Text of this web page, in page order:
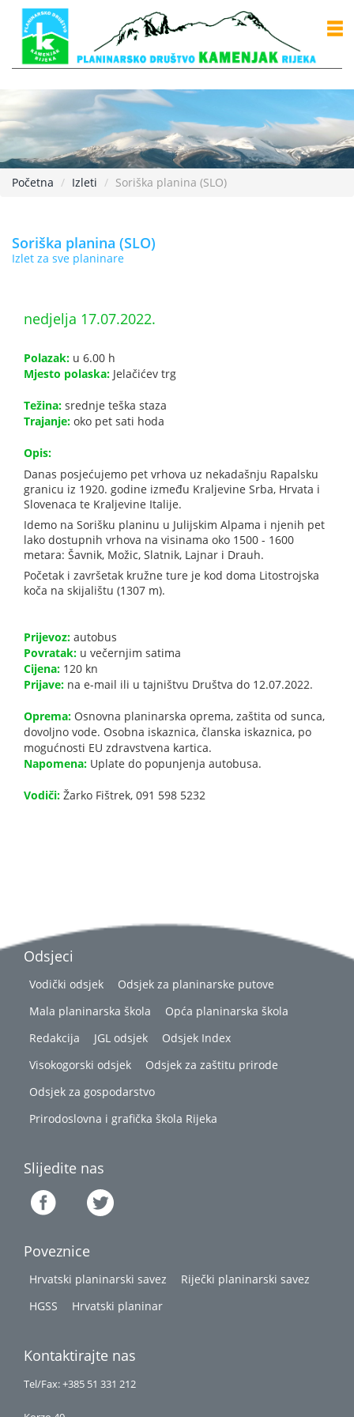
Početna Izleti Soriška planina (SLO)
Soriška planina (SLO)
Izlet za sve planinare
nedjelja 17.07.2022.
Polazak: u 6.00 h
Mjesto polaska: Jelačićev trg
Težina: srednje teška staza
Trajanje: oko pet sati hoda
Opis:
Danas posjećujemo pet vrhova uz nekadašnju Rapalsku
granicu iz 1920. godine između Kraljevine Srba, Hrvata i
Slovenaca te Kraljevine Italije.
Idemo na Sorišku planinu u Julijskim Alpama i njenih pet
lako dostupnih vrhova na visinama oko 1500 - 1600
metara: Šavnik, Možic, Slatnik, Lajnar i Drauh.
Početak i završetak kružne ture je kod doma Litostrojska
koča na skijalištu (1307 m).
Prijevoz: autobus
Povratak: u večernjim satima
Cijena: 120 kn
Prijave: na e-mail ili u tajništvu Društva do 12.07.2022.
Oprema: Osnovna planinarska oprema, zaštita od sunca,
dovoljno vode. Osobna iskaznica, članska iskaznica, po
mogućnosti EU zdravstvena kartica.
Napomena: Uplate do popunjenja autobusa.
Vodiči: Žarko Fištrek, 091 598 5232
Odsjeci
Vodički odsjek
Odsjek za planinarske putove
Mala planinarska škola
Opća planinarska škola
Redakcija
JGL odsjek
Odsjek Index
Visokogorski odsjek
Odsjek za zaštitu prirode
Odsjek za gospodarstvo
Prirodoslovna i grafička škola Rijeka
Slijedite nas
Poveznice
Hrvatski planinarski savez
Riječki planinarski savez
HGSS
Hrvatski planinar
Kontaktirajte nas
Tel/Fax: +385 51 331 212